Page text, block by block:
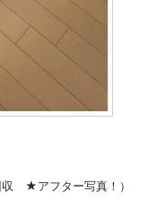
収 ★アフター写真！）